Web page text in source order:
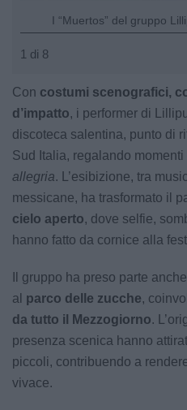
I “Muertos” del gruppo
1 di 8
Con costumi scenografici,
d’impatto, i performer di
discoteca salentina, punto di
Sud Italia, regalando momenti
allegria. L’esibizione, tra
messicane, ha trasformato il
cielo aperto, dove selfie,
hanno fatto da cornice alla
Il gruppo ha preso parte
al parco delle zucche,
da tutto il Mezzogiorno.
presenza scenica hanno
piccoli, contribuendo a
vivace.